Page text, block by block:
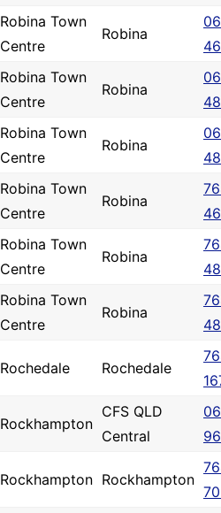
Robina Town
Centre
Robina
Robina Town
Centre
Robina
Robina Town
Centre
Robina
Robina Town
Centre
Robina
Robina Town
Centre
Robina
Robina Town
Centre
Robina
Rochedale Rochedale
Rockhampton
CFS QLD
Central
Rockhampton Rockhampton